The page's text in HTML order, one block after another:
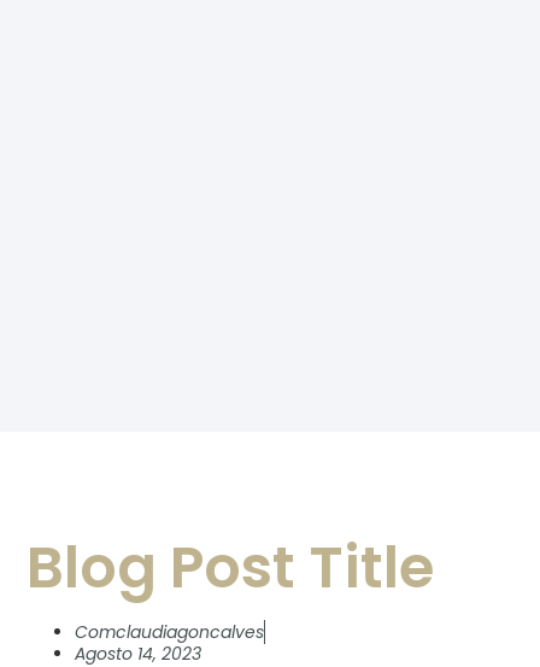
Blog Post Title
Comclaudiagoncalves
Agosto 14, 2023